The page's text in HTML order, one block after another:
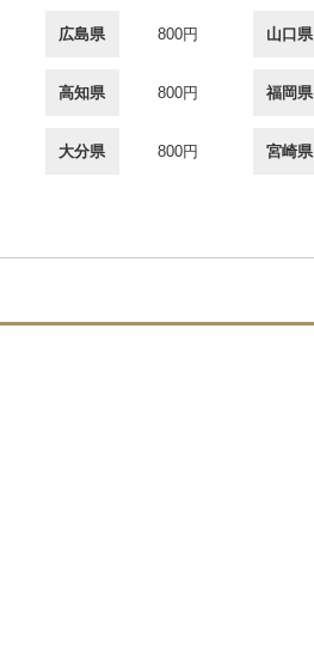
広島県 800円 山口県
高知県 800円 福岡県
大分県 800円 宮崎県